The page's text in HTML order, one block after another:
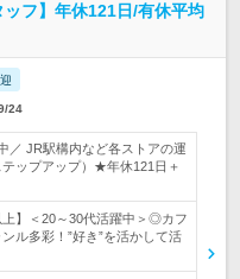
フ】年休121日/有休平均
24
／ JR駅構内など各ストアの運
ップアップ）★年休121日＋
上】＜20～30代活躍中＞◎カフ
ル多彩！”好き”を活かして活